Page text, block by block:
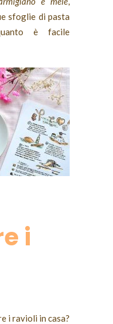
sfoglie di pasta
è facile
i
i ravioli in casa?